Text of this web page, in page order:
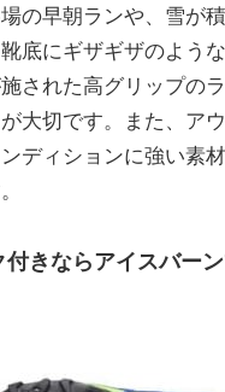
の早朝ランや、雪が
底にギザギザのよう
された高グリップの
大切です。また、ア
ディションに強い素
付きならアイスバー